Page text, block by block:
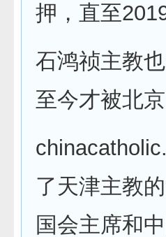
押，直至
石鸿祯主教
至今才被北
了天津主教
国会主席和